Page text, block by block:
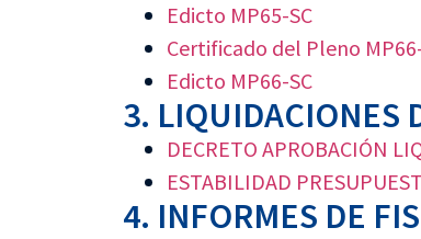
Edicto MP65-SC
Certificado del Pleno
Edicto MP66-SC
3. LIQUIDACIONES
DECRETO APROBACIÓN
ESTABILIDAD
4. INFORMES DE